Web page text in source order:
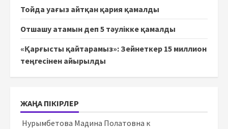
Тойда уағыз айтқан қария қамалды
Отшашу атамын деп 5 тәулікке қамалды
«Қарғысты қайтарамыз»: Зейнеткер 15 миллион
теңгесінен айырылды
ЖАҢА ПІКІРЛЕР
Нурымбетова Мадина Полатовна к